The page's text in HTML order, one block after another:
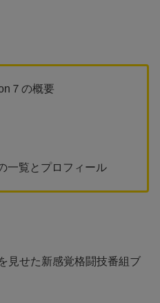
７の概要
一覧とプロフィール
見せた新感覚格闘技番組ブ